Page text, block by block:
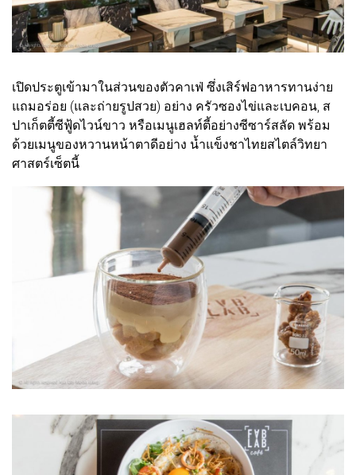
เปิดประตูเข้ามาในส่วนของตัวคาเฟ่ ซึ่งเสิร์ฟอาหารทานง่าย
แถมอร่อย (และถ่ายรูปสวย) อย่าง ครัวซองไข่และเบคอน, ส
ปาเก็ตตี้ซีฟู้ดไวน์ขาว หรือเมนูเฮลท์ตี้อย่างซีซาร์สลัด พร้อม
ด้วยเมนูของหวานหน้าตาดีอย่าง น้ำแข็งชาไทยสไตล์วิทยา
ศาสตร์เซ็ตนี้